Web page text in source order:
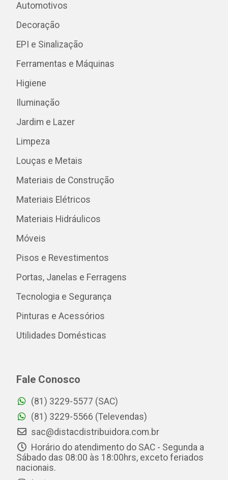
Automotivos
Decoração
EPI e Sinalização
Ferramentas e Máquinas
Higiene
Iluminação
Jardim e Lazer
Limpeza
Louças e Metais
Materiais de Construção
Materiais Elétricos
Materiais Hidráulicos
Móveis
Pisos e Revestimentos
Portas, Janelas e Ferragens
Tecnologia e Segurança
Pinturas e Acessórios
Utilidades Domésticas
Fale Conosco
(81) 3229-5577 (SAC)
(81) 3229-5566 (Televendas)
sac@distacdistribuidora.com.br
Horário do atendimento do SAC - Segunda a
Sábado das 08:00 às 18:00hrs, exceto feriados
nacionais.